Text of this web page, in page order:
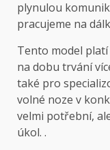
plynulou
pracujeme na
Tento model
na dobu trvání
také pro
volné noze v
velmi potřební,
úkol. .